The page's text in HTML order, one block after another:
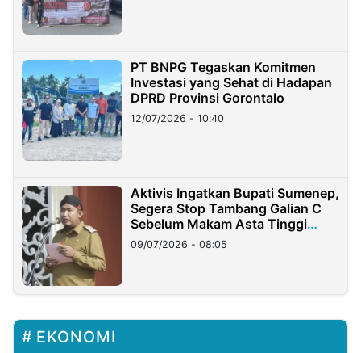
PT BNPG Tegaskan Komitmen
Investasi yang Sehat di Hadapan
DPRD Provinsi Gorontalo
12/07/2026 - 10:40
Aktivis Ingatkan Bupati Sumenep,
Segera Stop Tambang Galian C
Sebelum Makam Asta Tinggi
Longsor
09/07/2026 - 08:05
EKONOMI